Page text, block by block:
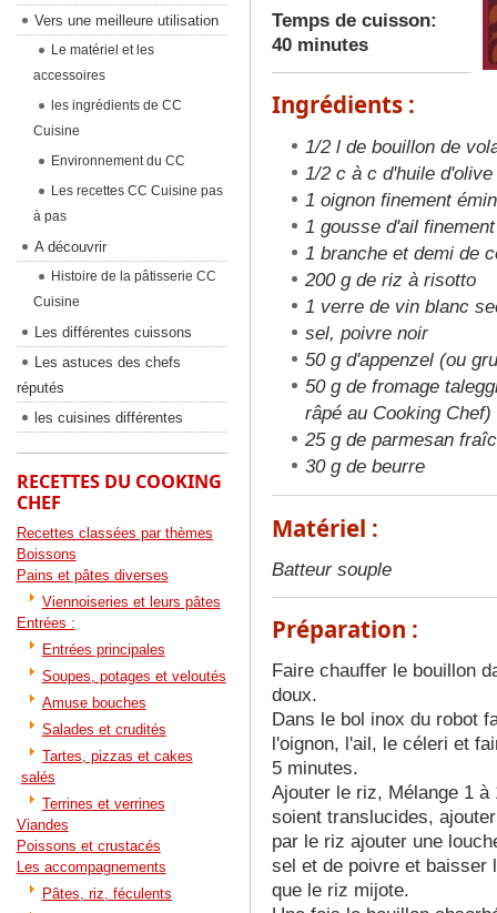
Temps de cuisson:
40 minutes
Ingrédients :
1/2 l de bouillon de
1/2 c à c d'huile d'olive
1 oignon finement
1 gousse d'ail
1 branche et demi de
200 g de riz à risotto
1 verre de vin blanc
sel, poivre noir
50 g d'appenzel (ou
50 g de fromage
râpé au Cooking Chef)
25 g de parmesan
30 g de beurre
Matériel :
Batteur souple
Préparation :
Faire chauffer le bouillon
doux.
Dans le bol inox du robot
l'oignon, l'ail, le céleri et
5 minutes.
Ajouter le riz, Mélange 1 à
soient translucides,
par le riz ajouter une
sel et de poivre et baisser
que le riz mijote.
Vers une meilleure utilisation
Le matériel et les
accessoires
les ingrédients de CC
Cuisine
Environnement du CC
Les recettes CC Cuisine pas
à pas
A découvrir
Histoire de la pâtisserie CC
Cuisine
Les différentes cuissons
Les astuces des chefs
réputés
les cuisines différentes
RECETTES DU COOKING
CHEF
Recettes classées par thèmes
Boissons
Pains et pâtes diverses
Viennoiseries et leurs pâtes
Entrées :
Entrées principales
Soupes, potages et veloutés
Amuse bouches
Salades et crudités
Tartes, pizzas et cakes
salés
Terrines et verrines
Viandes
Poissons et crustacés
Les accompagnements
Pâtes, riz, féculents